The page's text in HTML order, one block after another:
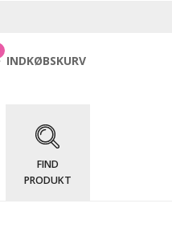
INDKØBSKURV
FIND
PRODUKT